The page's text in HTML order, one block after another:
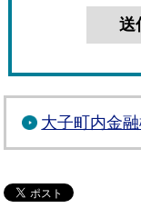
大子町内金